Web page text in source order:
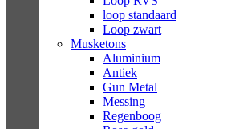
loop standaard
Loop zwart
Musketons
Aluminium
Antiek
Gun Metal
Messing
Regenboog